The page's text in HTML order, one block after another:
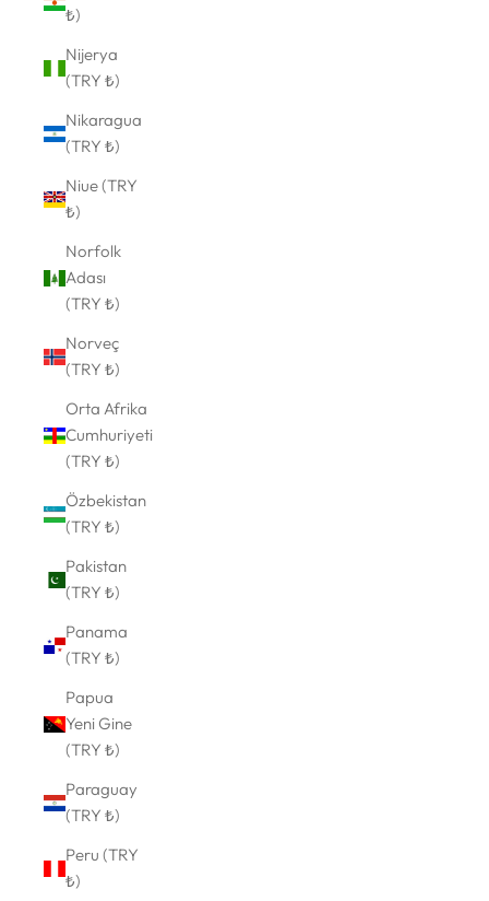
₺)
Nijerya
(TRY ₺)
Nikaragua
(TRY ₺)
Niue (TRY
₺)
Norfolk
Adası
(TRY ₺)
Norveç
(TRY ₺)
Orta Afrika
Cumhuriyeti
(TRY ₺)
Özbekistan
(TRY ₺)
Pakistan
(TRY ₺)
Panama
(TRY ₺)
Papua
Yeni Gine
(TRY ₺)
Paraguay
(TRY ₺)
Peru (TRY
₺)